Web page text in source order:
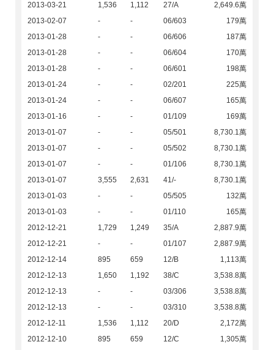
2013-03-21
1,536 1,112 27/A
2,649.6萬
2013-02-07
- - 06/603
179萬
2013-01-28
- - 06/606
187萬
2013-01-28
- - 06/604
170萬
2013-01-28
- - 06/601
198萬
2013-01-24
- - 02/201
225萬
2013-01-24
- - 06/607
165萬
2013-01-16
- - 01/109
169萬
2013-01-07
- - 05/501
8,730.1萬
2013-01-07
- - 05/502
8,730.1萬
2013-01-07
- - 01/106
8,730.1萬
2013-01-07
3,555 2,631 41/-
8,730.1萬
2013-01-03
- - 05/505
132萬
2013-01-03
- - 01/110
165萬
2012-12-21
1,729 1,249 35/A
2,887.9萬
2012-12-21
- - 01/107
2,887.9萬
2012-12-14
895 659 12/B
1,113萬
2012-12-13
1,650 1,192 38/C
3,538.8萬
2012-12-13
- - 03/306
3,538.8萬
2012-12-13
- - 03/310
3,538.8萬
2012-12-11
1,536 1,112 20/D
2,172萬
2012-12-10
895 659 12/C
1,305萬